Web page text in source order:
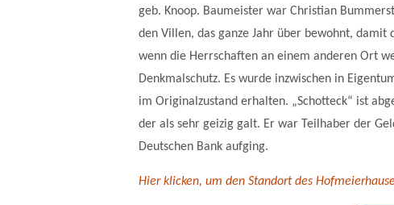
geb. Knoop. Baumeister war Christian
den Villen, das ganze Jahr über bewohnt, damit
wenn die Herrschaften an einem anderen Ort
Denkmalschutz. Es wurde inzwischen in
im Originalzustand erhalten. „Schotteck“ ist
der als sehr geizig galt. Er war Teilhaber der
Deutschen Bank aufging.
Hier klicken, um den Standort des